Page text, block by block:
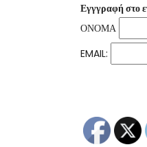
Εγγγραφή στο
ΟΝΟΜΑ
EMAIL: